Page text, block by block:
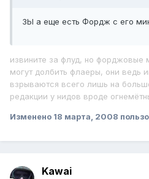
ЗЫ а еще есть Фордж с его
извините за флуд, но форджовые
могут долбить флаеры, они ведь
взрываются всего лишь на
редакции у нидов вроде
Изменено 18 марта, 2008
Kawai